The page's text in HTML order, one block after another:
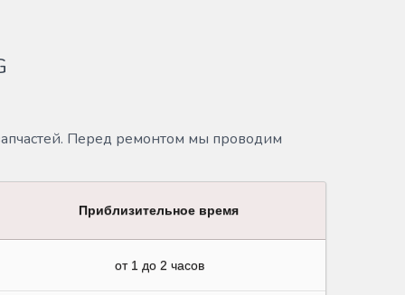
Перед ремонтом мы проводим
Приблизительное время
от 1 до 2 часов